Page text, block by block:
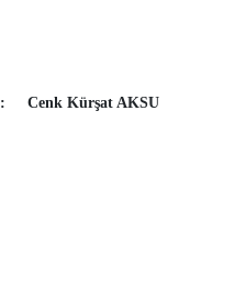
: Cenk Kürşat AKSU